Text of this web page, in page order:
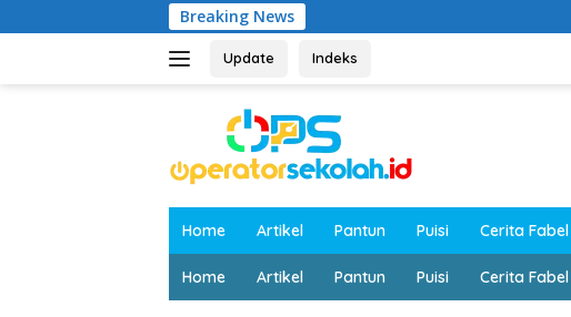
ke
Breaking News
Update Indeks
Home Artikel Pantun Puisi Cerita Fabel
Home Artikel Pantun Puisi Cerita Fabel